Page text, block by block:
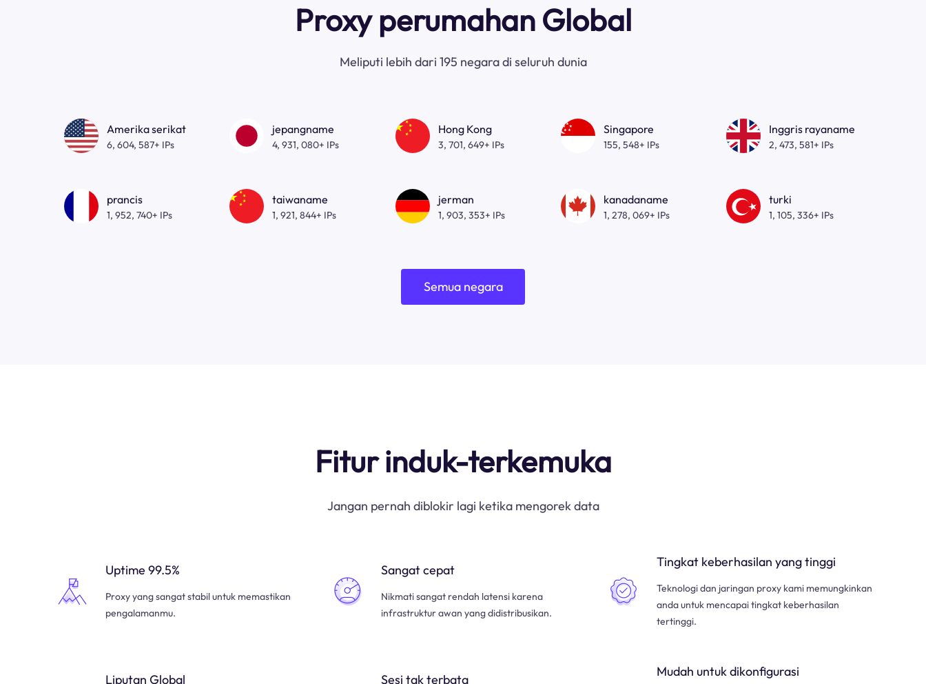
Proxy perumahan Global
Meliputi lebih dari 195 negara di seluruh dunia
Amerika serikat
6, 604, 587+ IPs
jepangname
4, 931, 080+ IPs
Hong Kong
3, 701, 649+ IPs
Singapore
155, 548+ IPs
Inggris rayaname
2, 473, 581+ IPs
prancis
1, 952, 740+ IPs
taiwaname
1, 921, 844+ IPs
jerman
1, 903, 353+ IPs
kanadaname
1, 278, 069+ IPs
turki
1, 105, 336+ IPs
Semua negara
Fitur induk-terkemuka
Jangan pernah diblokir lagi ketika mengorek data
Uptime 99.5%
Proxy yang sangat stabil untuk memastikan
pengalamanmu.
Sangat cepat
Nikmati sangat rendah latensi karena
infrastruktur awan yang didistribusikan.
Tingkat keberhasilan yang tinggi
Teknologi dan jaringan proxy kami memungkinkan
anda untuk mencapai tingkat keberhasilan
tertinggi.
Liputan Global Sesi tak terbata
Mudah untuk dikonfigurasi